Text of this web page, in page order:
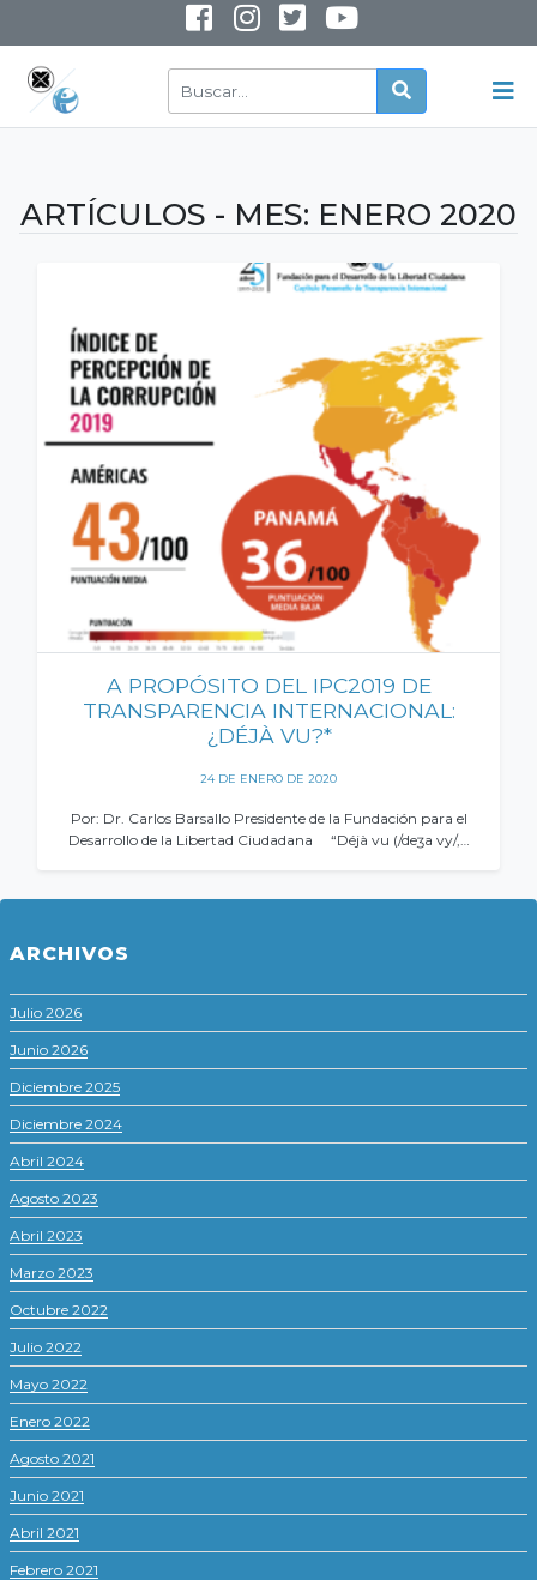
ARTÍCULOS - MES: ENERO 2020
A PROPÓSITO DEL IPC2019 DE
TRANSPARENCIA INTERNACIONAL:
¿DÉJÀ VU?*
24 DE ENERO DE 2020
Por: Dr. Carlos Barsallo Presidente de la Fundación para el
Desarrollo de la Libertad Ciudadana “Déjà vu (/deʒa vy/,…
ARCHIVOS
Julio 2026
Junio 2026
Diciembre 2025
Diciembre 2024
Abril 2024
Agosto 2023
Abril 2023
Marzo 2023
Octubre 2022
Julio 2022
Mayo 2022
Enero 2022
Agosto 2021
Junio 2021
Abril 2021
Febrero 2021